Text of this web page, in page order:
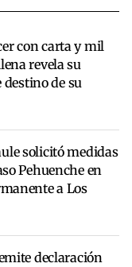
con carta y mil
revela su
de su
solicitó medidas
Pehuenche en
a Los
declaración